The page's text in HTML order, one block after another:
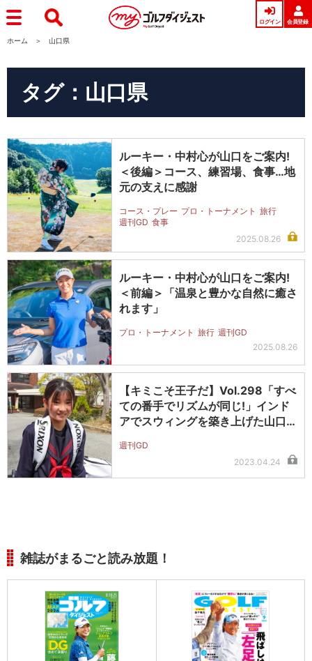
ログイン 会員登録
ホーム 山口県
タグ：山口県
ルーキー・中村心が山口をご案内!
＜後編＞コース、練習場、食事…地
元の支えに感謝
コース・プレー プロ・トーナメント 旅行
週刊GD 食事
2025.08.26
ルーキー・中村心が山口をご案内!
＜前編＞「温泉と豊かな自然に癒さ
れます」
プロ・トーナメント 旅行 週刊GD
2025.08.26
【キミこそ王子だ】Vol.298「すべ
ての番手でリズムが同じ!」インド
アでスウィングを築き上げた山口…
週刊GD
2023.04.24
雑誌がまるごと読み放題！